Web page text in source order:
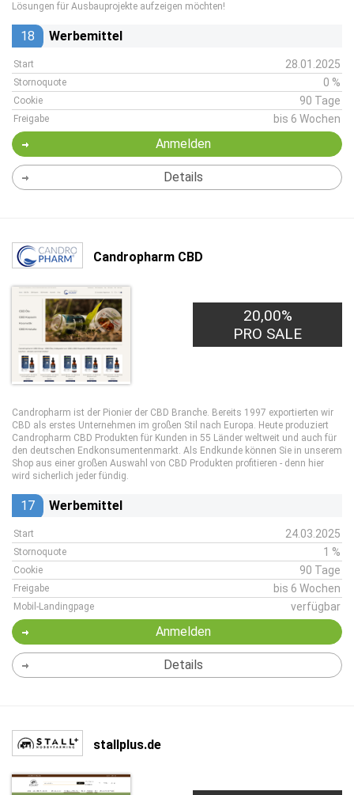
Lösungen für Ausbauprojekte aufzeigen möchten!
18 Werbemittel
Start 28.01.2025
Stornoquote 0 %
Cookie 90 Tage
Freigabe bis 6 Wochen
Anmelden
Details
Candropharm CBD
20,00%
PRO SALE
Candropharm ist der Pionier der CBD Branche. Bereits 1997 exportierten wir
CBD als erstes Unternehmen im großen Stil nach Europa. Heute produziert
Candropharm CBD Produkten für Kunden in 55 Länder weltweit und auch für
den deutschen Endkonsumentenmarkt. Als Endkunde können Sie in unserem
Shop aus einer großen Auswahl von CBD Produkten profitieren - denn hier
wird sicherlich jeder fündig.
17 Werbemittel
Start 24.03.2025
Stornoquote 1 %
Cookie 90 Tage
Freigabe bis 6 Wochen
Mobil-Landingpage verfügbar
Anmelden
Details
stallplus.de